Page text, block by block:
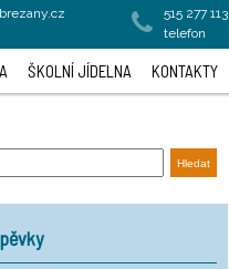
515 277 113
telefon
ŠKOLNÍ JÍDELNA KONTAKTY